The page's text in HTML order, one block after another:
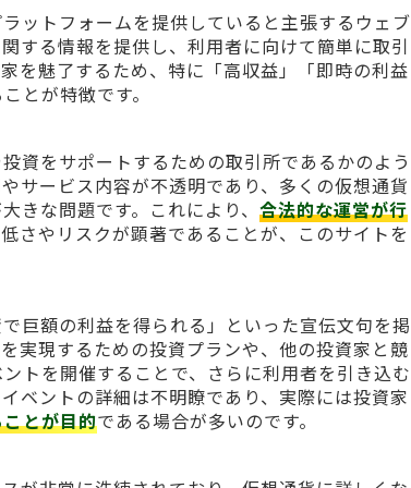
ットフォームを提供していると主張するウェブ
する情報を提供し、利用者に向けて簡単に取引
を魅了するため、特に「高収益」「即時の利益
とが特徴です。
資をサポートするための取引所であるかのよう
サービス内容が不透明であり、多くの仮想通貨
きな問題です。これにより、 合法的な運営が行
さやリスクが顕著であることが、このサイトを
巨額の利益を得られる」といった宣伝文句を掲
実現するための投資プランや、他の投資家と競
トを開催することで、さらに利用者を引き込む
ベントの詳細は不明瞭であり、実際には投資家
とが目的である場合が多いのです。